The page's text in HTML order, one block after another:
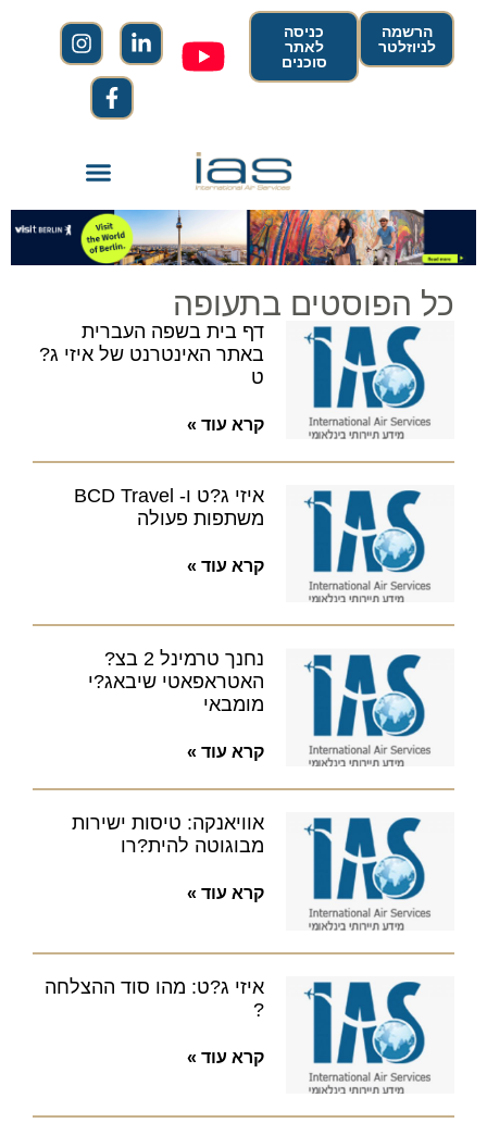
הרשמה
לניוזלטר
כניסה
לאתר
סוכנים
כל הפוסטים בתעופה
דף בית בשפה העברית
באתר האינטרנט של איזי ג?
ט
קרא עוד »
איזי ג?ט ו- BCD Travel
משתפות פעולה
קרא עוד »
נחנך טרמינל 2 בצ?
האטראפאטי שיבאג?י
מומבאי
קרא עוד »
אוויאנקה: טיסות ישירות
מבוגוטה להית?רו
קרא עוד »
איזי ג?ט: מהו סוד ההצלחה
?
קרא עוד »